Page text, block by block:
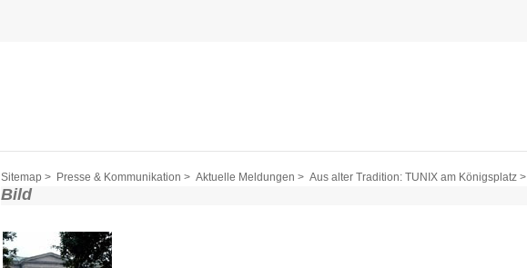
Sitemap > Presse & Kommunikation > Aktuelle Meldungen > Aus alter Tradition: TUNIX am Königsplatz >
Bild